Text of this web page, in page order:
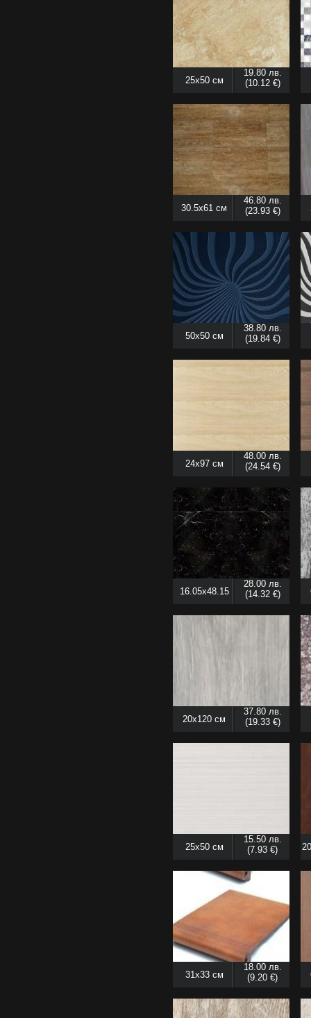
25x50 см
19.80 лв.
(10.12 €)
30.5x61 см
46.80 лв.
(23.93 €)
50x50 см
38.80 лв.
(19.84 €)
24x97 см
48.00 лв.
(24.54 €)
16.05x48.15
см
28.00 лв.
(14.32 €)
20x120 см
37.80 лв.
(19.33 €)
25x50 см
15.50 лв.
(7.93 €)
31x33 см
18.00 лв.
(9.20 €)